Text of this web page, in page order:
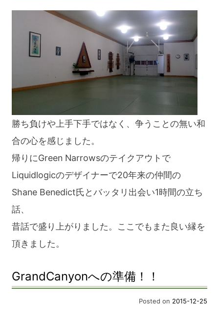
勝ち負けや上手下手ではなく、争うことの無い和
合の心を感じました。
帰りにGreen Narrowsのテイクアウトで
Liquidlogicのデザイナーで20年来の仲間の
Shane Benedict氏とバッタリ出会い1時間の立ち
話、
昔話で盛り上がりました。ここでもまた良い縁を
頂きました。
GrandCanyonへの準備！！
Posted on 2015-12-25